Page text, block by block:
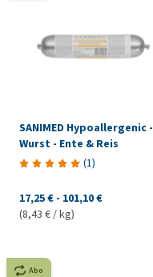
SANIMED Hypoallergenic -
Wurst - Ente & Reis
(1)
17,25 € - 101,10 €
(8,43 € / kg)
Abo